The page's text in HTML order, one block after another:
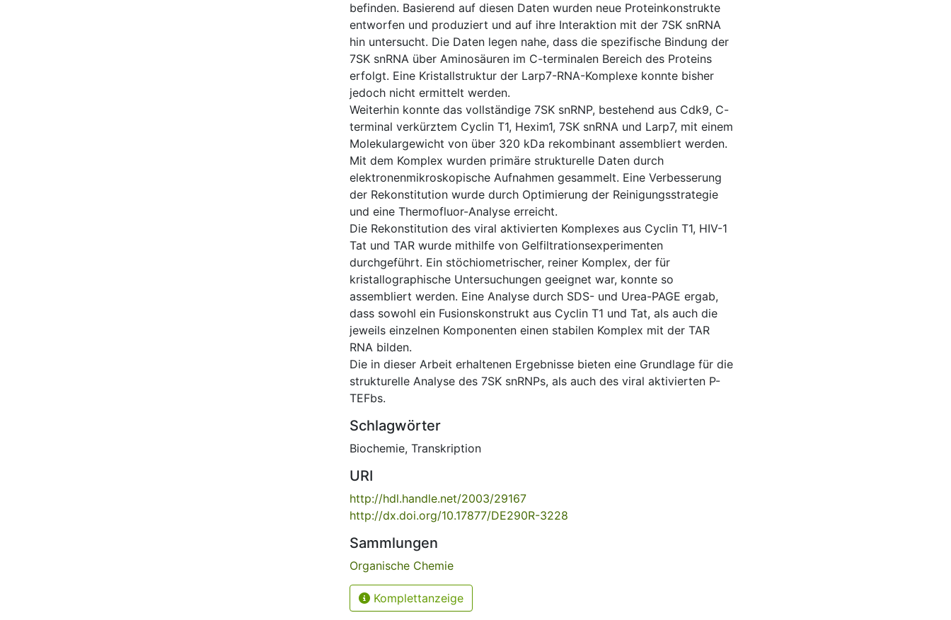
befinden. Basierend auf diesen Daten wurden neue Proteinkonstrukte
entworfen und produziert und auf ihre Interaktion mit der 7SK snRNA
hin untersucht. Die Daten legen nahe, dass die spezifische Bindung der
7SK snRNA über Aminosäuren im C-terminalen Bereich des Proteins
erfolgt. Eine Kristallstruktur der Larp7-RNA-Komplexe konnte bisher
jedoch nicht ermittelt werden.
Weiterhin konnte das vollständige 7SK snRNP, bestehend aus Cdk9, C-
terminal verkürztem Cyclin T1, Hexim1, 7SK snRNA und Larp7, mit einem
Molekulargewicht von über 320 kDa rekombinant assembliert werden.
Mit dem Komplex wurden primäre strukturelle Daten durch
elektronenmikroskopische Aufnahmen gesammelt. Eine Verbesserung
der Rekonstitution wurde durch Optimierung der Reinigungsstrategie
und eine Thermofluor-Analyse erreicht.
Die Rekonstitution des viral aktivierten Komplexes aus Cyclin T1, HIV-1
Tat und TAR wurde mithilfe von Gelfiltrationsexperimenten
durchgeführt. Ein stöchiometrischer, reiner Komplex, der für
kristallographische Untersuchungen geeignet war, konnte so
assembliert werden. Eine Analyse durch SDS- und Urea-PAGE ergab,
dass sowohl ein Fusionskonstrukt aus Cyclin T1 und Tat, als auch die
jeweils einzelnen Komponenten einen stabilen Komplex mit der TAR
RNA bilden.
Die in dieser Arbeit erhaltenen Ergebnisse bieten eine Grundlage für die
strukturelle Analyse des 7SK snRNPs, als auch des viral aktivierten P-
TEFbs.
Schlagwörter
Biochemie, Transkription
URI
http://hdl.handle.net/2003/29167
http://dx.doi.org/10.17877/DE290R-3228
Sammlungen
Organische Chemie
Komplettanzeige